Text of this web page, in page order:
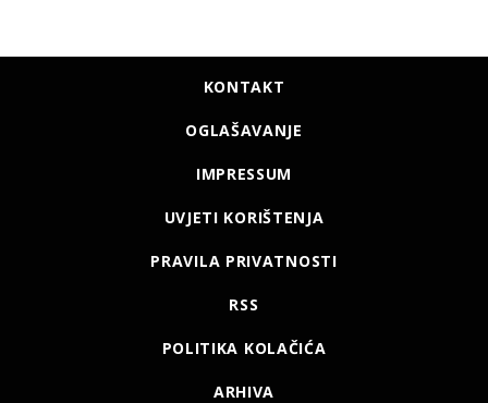
KONTAKT
OGLAŠAVANJE
IMPRESSUM
UVJETI KORIŠTENJA
PRAVILA PRIVATNOSTI
RSS
POLITIKA KOLAČIĆA
ARHIVA